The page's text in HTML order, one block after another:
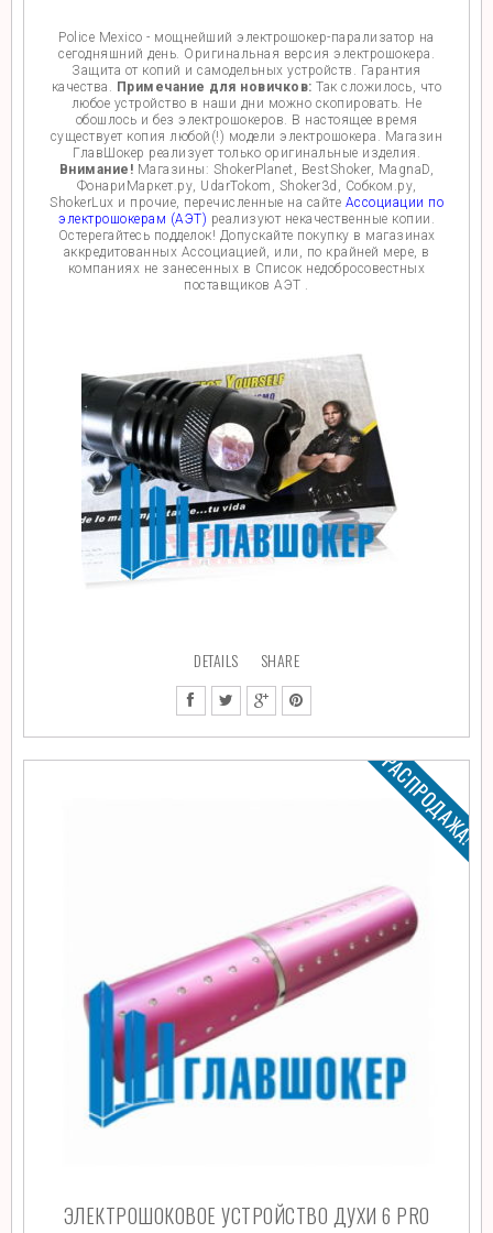
Police Mexico - мощнейший электрошокер-парализатор на
сегодняшний день. Оригинальная версия электрошокера.
Защита от копий и самодельных устройств. Гарантия
качества. Примечание для новичков: Так сложилось, что
любое устройство в наши дни можно скопировать. Не
обошлось и без электрошокеров. В настоящее время
существует копия любой(!) модели электрошокера. Магазин
ГлавШокер реализует только оригинальные изделия.
Внимание! Магазины: ShokerPlanet, BestShoker, MagnaD,
ФонариМаркет.ру, UdarTokom, Shoker3d, Собком.ру,
ShokerLux и прочие, перечисленные на сайте Ассоциации по
электрошокерам (АЭТ) реализуют некачественные копии.
Остерегайтесь подделок! Допускайте покупку в магазинах
аккредитованных Ассоциацией, или, по крайней мере, в
компаниях не занесенных в Список недобросовестных
поставщиков АЭТ .
DETAILS SHARE
РАСПРОДАЖА!
ЭЛЕКТРОШОКОВОЕ УСТРОЙСТВО ДУХИ 6 PRO